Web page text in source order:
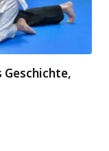
Geschichte,